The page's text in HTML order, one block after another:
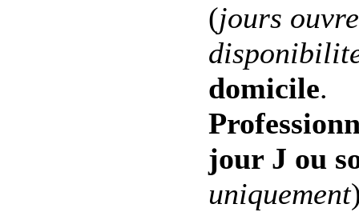
(jours
domicile.
jour J ou
uniquement